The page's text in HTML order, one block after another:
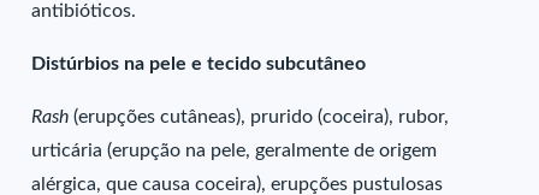
antibióticos.
Distúrbios na pele e tecido subcutâneo
Rash(erupções cutâneas), prurido (coceira), rubor,
urticária (erupção na pele, geralmente de origem
alérgica, que causa coceira), erupções pustulosas